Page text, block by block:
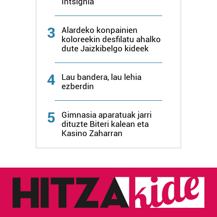
3
Alardeko konpainien
koloreekin desfilatu ahalko
dute Jaizkibelgo kideek
4
Lau bandera, lau lehia
ezberdin
5
Gimnasia aparatuak jarri
dituzte Biteri kalean eta
Kasino Zaharran